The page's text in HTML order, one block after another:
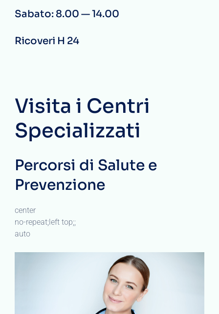
Sabato: 8.00 — 14.00
Ricoveri H 24
Visita i Centri
Specializzati
Percorsi di Salute e
Prevenzione
center
no-repeat;left top;;
auto